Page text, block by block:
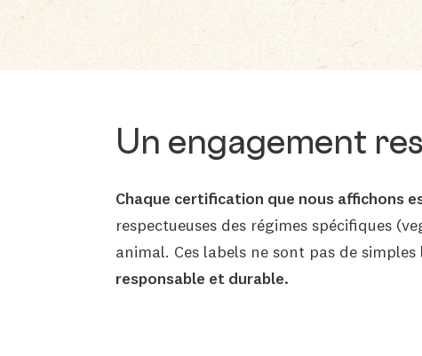
Un engagement
Chaque certification que nous affichons
respectueuses des régimes spécifiques
animal. Ces labels ne sont pas de
responsable et durable.